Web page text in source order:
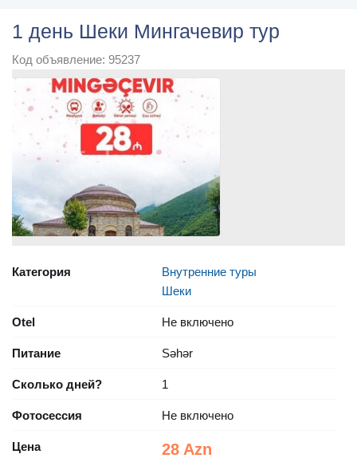
1 день Шеки Мингачевир тур
Код объявление: 95237
Категория
Внутренние туры
Шеки
Otel Не включено
Питание Səhər
Сколько дней? 1
Фотосессия Не включено
Цена 28 Azn